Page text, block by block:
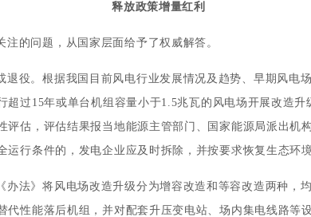
释放政策增量红利
注的问题，从国家层面给予了权威解答。
退役。根据我国目前风电行业发展情况及趋势、早期风电
超过15年或单台机组容量小于1.5兆瓦的风电场开展改造
评估，评估结果报当地能源主管部门、国家能源局派出机
运行条件的，发电企业应及时拆除，并按要求恢复生态环境
办法》将风电场改造升级分为增容改造和等容改造两种，
代性能落后机组，并对配套升压变电站、场内集电线路等